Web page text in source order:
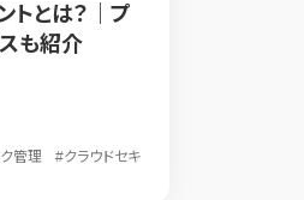
トとは？｜プ
も紹介
管理
#クラウドセキ